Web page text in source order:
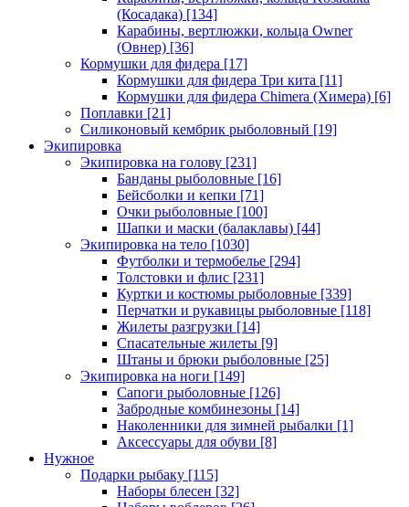
(Косадака) [134]
Карабины, вертлюжки, кольца Owner
(Овнер) [36]
Кормушки для фидера [17]
Кормушки для фидера Три кита [11]
Кормушки для фидера Chimera (Химера) [6]
Поплавки [21]
Силиконовый кембрик рыболовный [19]
Экипировка
Экипировка на голову [231]
Банданы рыболовные [16]
Бейсболки и кепки [71]
Очки рыболовные [100]
Шапки и маски (балаклавы) [44]
Экипировка на тело [1030]
Футболки и термобелье [294]
Толстовки и флис [231]
Куртки и костюмы рыболовные [339]
Перчатки и рукавицы рыболовные [118]
Жилеты разгрузки [14]
Спасательные жилеты [9]
Штаны и брюки рыболовные [25]
Экипировка на ноги [149]
Сапоги рыболовные [126]
Забродные комбинезоны [14]
Наколенники для зимней рыбалки [1]
Аксессуары для обуви [8]
Нужное
Подарки рыбаку [115]
Наборы блесен [32]